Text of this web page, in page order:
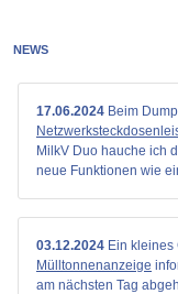
NEWS
17.06.2024 Beim
MilkV Duo hauche ich
neue Funktionen wie
03.12.2024 Ein kleines
Mülltonnenanzeige
am nächsten Tag